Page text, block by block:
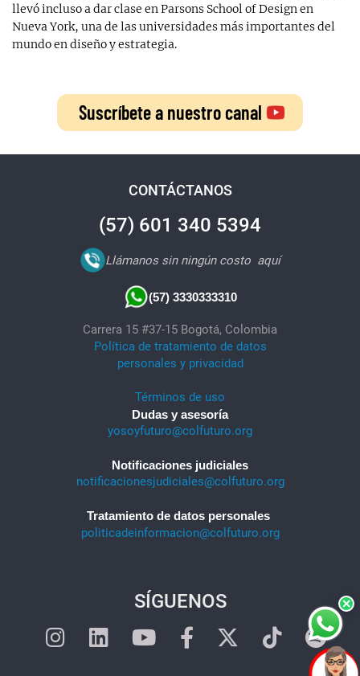
llevó incluso a dar clase en Parsons School of Design en
Nueva York, una de las universidades más importantes del
mundo en diseño y estrategia.
Suscríbete a nuestro canal
CONTÁCTANOS
(57) 601 340 5394
Llámanos sin ningún costo aquí
(57) 3330333310
Carrera 15 #37-15 Bogotá, Colombia
Política de tratamiento de datos
personales y privacidad
Términos de uso
Dudas y asesoría
yosoyfuturo@colfuturo.org
Notificaciones judiciales
notificacionesjudiciales@colfuturo.org
Tratamiento de datos personales
politicadeinformacion@colfuturo.org
SÍGUENOS ×